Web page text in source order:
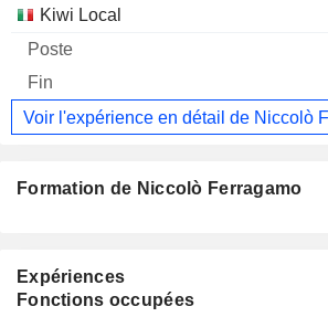
Kiwi Local
Voir l'expérience en détail de Niccolò
Formation de Niccolò Ferragamo
Expériences
Fonctions occupées